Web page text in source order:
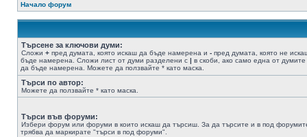
Начало форум
Търсене за ключови думи:
Сложи + пред думата, която искаш да бъде намерена и - пред думата, която не
бъде намерена. Сложи лист от думи разделени с | в скоби, ако само една от думите
да бъде намерена. Можете да ползвайте * като маска.
Търси по автор:
Можете да ползвайте * като маска.
Търси във форуми:
Избери форум или форуми в които искаш да търсиш. За да търсите и в под
трябва да маркирате "търси в под форуми".